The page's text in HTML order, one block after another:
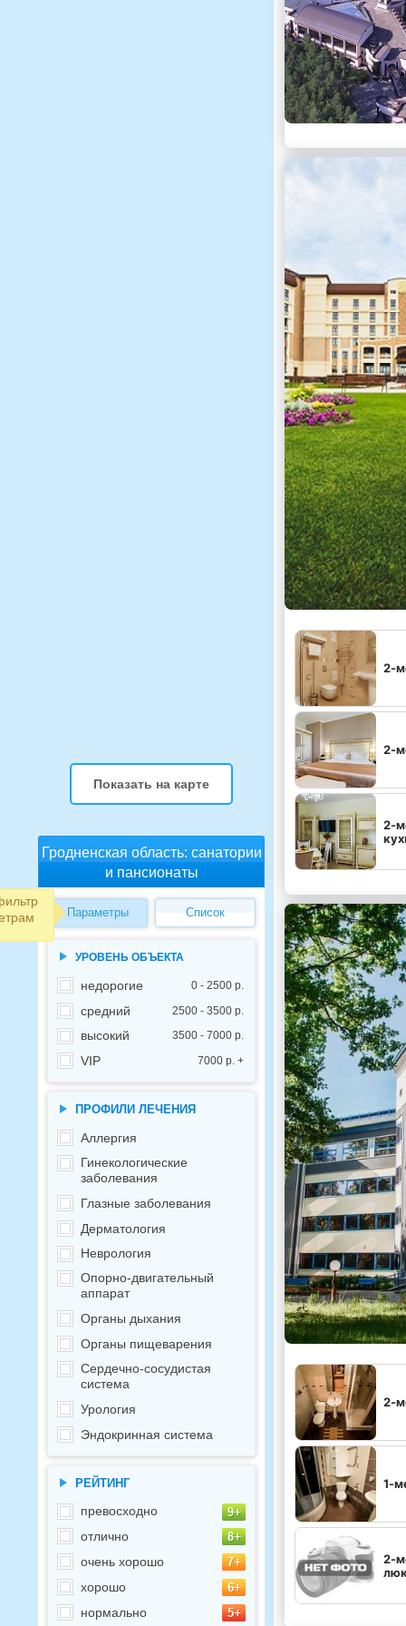
Показать на карте
Гродненская область: санатории
и пансионаты
Параметры Список
УРОВЕНЬ ОБЪЕКТА
недорогие 0 - 2500 р.
средний 2500 - 3500 р.
высокий 3500 - 7000 р.
VIP 7000 р. +
ПРОФИЛИ ЛЕЧЕНИЯ
Аллергия
Гинекологические
заболевания
Глазные заболевания
Дерматология
Неврология
Опорно-двигательный
аппарат
Органы дыхания
Органы пищеварения
Сердечно-сосудистая
система
Урология
Эндокринная система
РЕЙТИНГ
превосходно
отлично
очень хорошо
хорошо
нормально
2-
2-
2-
2-
1-
2-